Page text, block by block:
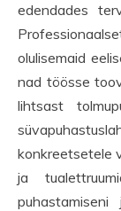
edendades
olulisemaid
nad töösse
lihtsast
konkreetsetele
ja